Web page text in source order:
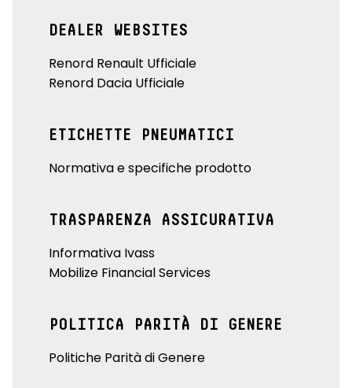
DEALER WEBSITES
Renord Renault Ufficiale
Renord Dacia Ufficiale
ETICHETTE PNEUMATICI
Normativa e specifiche prodotto
TRASPARENZA ASSICURATIVA
Informativa Ivass
Mobilize Financial Services
POLITICA PARITÀ DI GENERE
Politiche Parità di Genere